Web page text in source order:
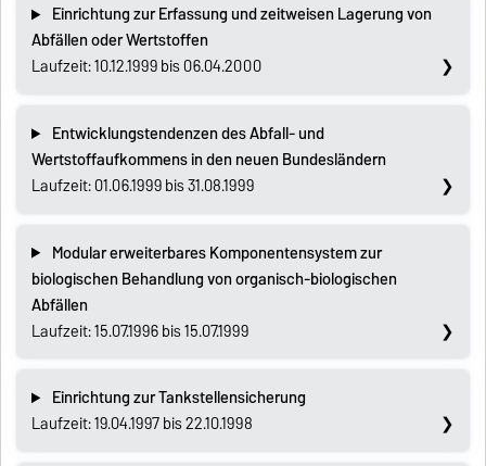
Einrichtung zur Erfassung und zeitweisen Lagerung von
Abfällen oder Wertstoffen
Laufzeit: 10.12.1999 bis 06.04.2000
Entwicklungstendenzen des Abfall- und
Wertstoffaufkommens in den neuen Bundesländern
Laufzeit: 01.06.1999 bis 31.08.1999
Modular erweiterbares Komponentensystem zur
biologischen Behandlung von organisch-biologischen
Abfällen
Laufzeit: 15.07.1996 bis 15.07.1999
Einrichtung zur Tankstellensicherung
Laufzeit: 19.04.1997 bis 22.10.1998